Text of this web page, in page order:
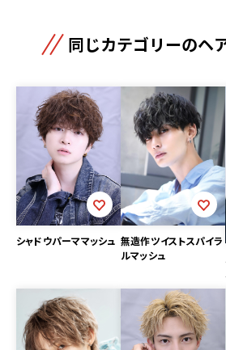
同じカテゴリーのヘ
シャドウパーママッシュ 無造作ツイストスパイラ
ルマッシュ